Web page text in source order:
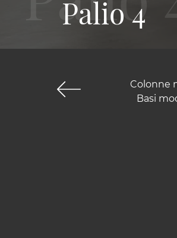
Colonne
Basi
Palio 4